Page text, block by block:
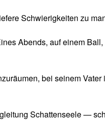
Schwierigkeiten zu
Abends, auf einem
bei seinem
Schattenseele —